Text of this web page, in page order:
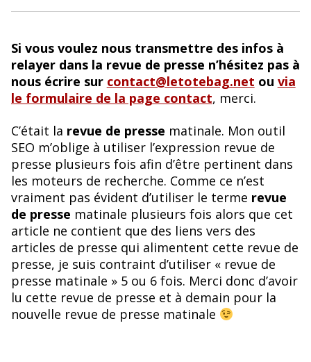
Si vous voulez nous transmettre des infos à
relayer dans la revue de presse n’hésitez pas à
nous écrire sur contact@letotebag.net ou via
le formulaire de la page contact, merci.
C’était la revue de presse matinale. Mon outil
SEO m’oblige à utiliser l’expression revue de
presse plusieurs fois afin d’être pertinent dans
les moteurs de recherche. Comme ce n’est
vraiment pas évident d’utiliser le terme revue
de presse matinale plusieurs fois alors que cet
article ne contient que des liens vers des
articles de presse qui alimentent cette revue de
presse, je suis contraint d’utiliser « revue de
presse matinale » 5 ou 6 fois. Merci donc d’avoir
lu cette revue de presse et à demain pour la
nouvelle revue de presse matinale